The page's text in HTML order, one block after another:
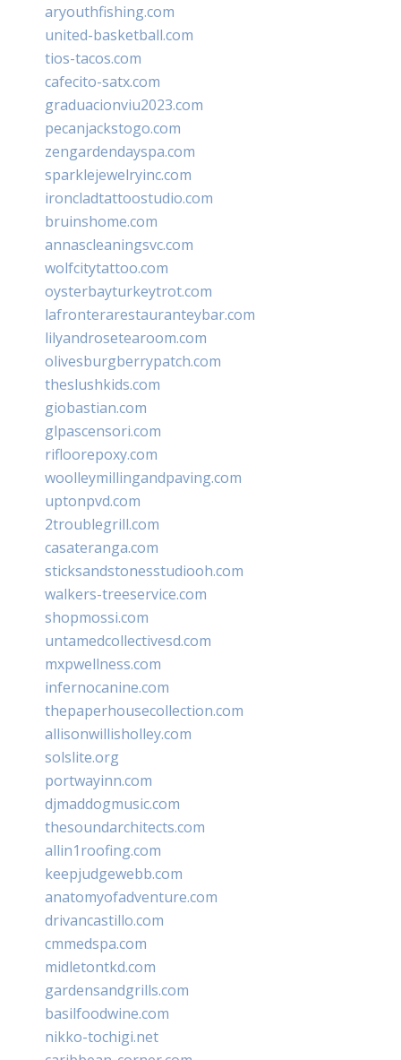
aryouthfishing.com
united-basketball.com
tios-tacos.com
cafecito-satx.com
graduacionviu2023.com
pecanjackstogo.com
zengardendayspa.com
sparklejewelryinc.com
ironcladtattoostudio.com
bruinshome.com
annascleaningsvc.com
wolfcitytattoo.com
oysterbayturkeytrot.com
lafronterarestauranteybar.com
lilyandrosetearoom.com
olivesburgberrypatch.com
theslushkids.com
giobastian.com
glpascensori.com
rifloorepoxy.com
woolleymillingandpaving.com
uptonpvd.com
2troublegrill.com
casateranga.com
sticksandstonesstudiooh.com
walkers-treeservice.com
shopmossi.com
untamedcollectivesd.com
mxpwellness.com
infernocanine.com
thepaperhousecollection.com
allisonwillisholley.com
solslite.org
portwayinn.com
djmaddogmusic.com
thesoundarchitects.com
allin1roofing.com
keepjudgewebb.com
anatomyofadventure.com
drivancastillo.com
cmmedspa.com
midletontkd.com
gardensandgrills.com
basilfoodwine.com
nikko-tochigi.net